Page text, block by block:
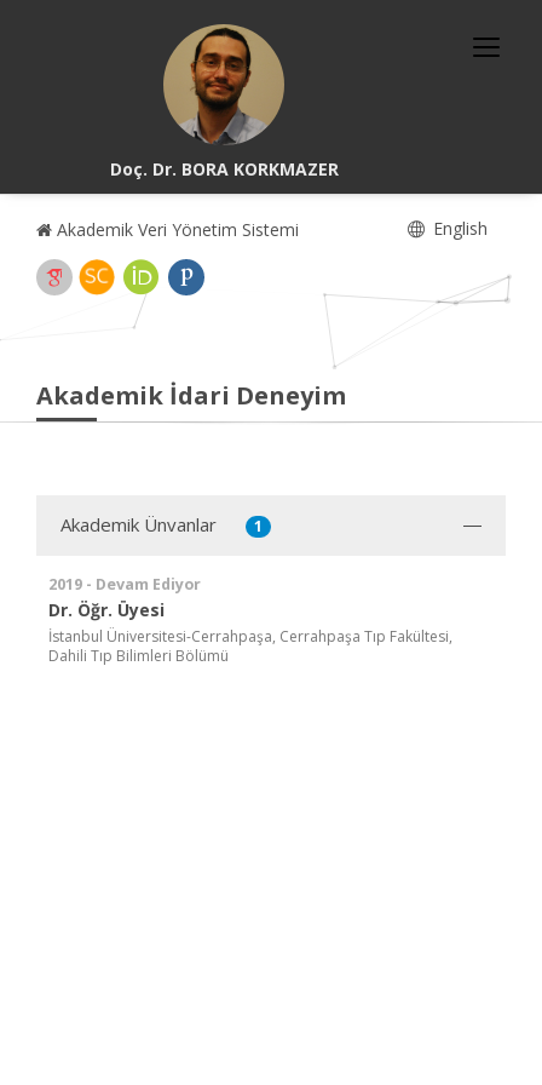
Doç. Dr. BORA KORKMAZER
Akademik Veri Yönetim Sistemi English
Akademik İdari Deneyim
Akademik Ünvanlar 1
2019 - Devam Ediyor
Dr. Öğr. Üyesi
İstanbul Üniversitesi-Cerrahpaşa, Cerrahpaşa Tıp Fakültesi,
Dahili Tıp Bilimleri Bölümü